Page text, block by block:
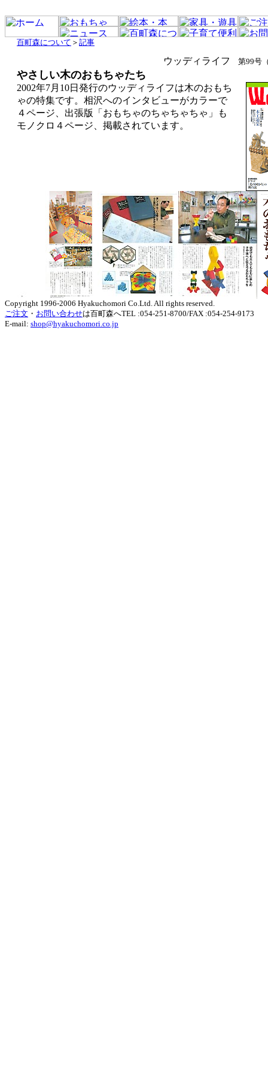
百町森について ＞ 記事
ウッディライフ 第99号
やさしい木のおもちゃたち
2002年7月10日発行のウッディライフは木のおもち
ゃの特集です。相沢へのインタビューがカラーで
４ページ、出張版「おもちゃのちゃちゃちゃ」も
モノクロ４ページ、掲載されています。
Copyright 1996-2006 Hyakuchomori Co.Ltd. All rights reserved.
ご注文 ・ お問い合わせは百町森へTEL :054-251-8700/FAX :054-254-9173
E-mail: shop@hyakuchomori.co.jp